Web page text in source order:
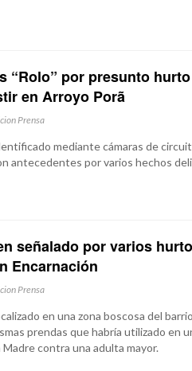
“Rolo” por presunto
en Arroyo Porã
Prensa
mediante cámaras de
antecedentes por varios hechos
señalado por varios
Encarnación
Prensa
en una zona boscosa del
prendas que habría utilizado en
contra una adulta mayor.